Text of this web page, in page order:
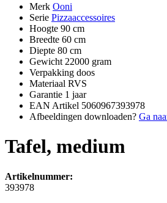
Merk Ooni
Serie Pizzaaccessoires
Hoogte 90 cm
Breedte 60 cm
Diepte 80 cm
Gewicht 22000 gram
Verpakking doos
Materiaal RVS
Garantie 1 jaar
EAN Artikel 5060967393978
Afbeeldingen downloaden? Ga
Tafel, medium
Artikelnummer:
393978